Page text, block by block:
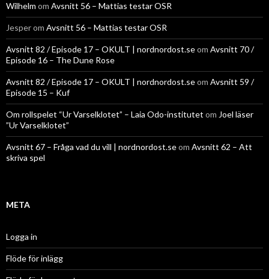
Wilhelm om Avsnitt 56 – Mattias testar OSR
Jesperom Avsnitt 56 – Mattias testar OSR
Avsnitt 82 / Episode 17 – OKULT | nordnordost.seom Avsnitt 70 /
Episode 16 – The Dune Rose
Avsnitt 82 / Episode 17 – OKULT | nordnordost.seom Avsnitt 59 /
Episode 15 – Kuf
Om rollspelet “Ur Varselklotet” – Laia Odo-institutet om Joel läser
”Ur Varselklotet”
Avsnitt 67 – Fråga vad du vill | nordnordost.seom Avsnitt 62 – Att
skriva spel
META
Logga in
Flöde för inlägg